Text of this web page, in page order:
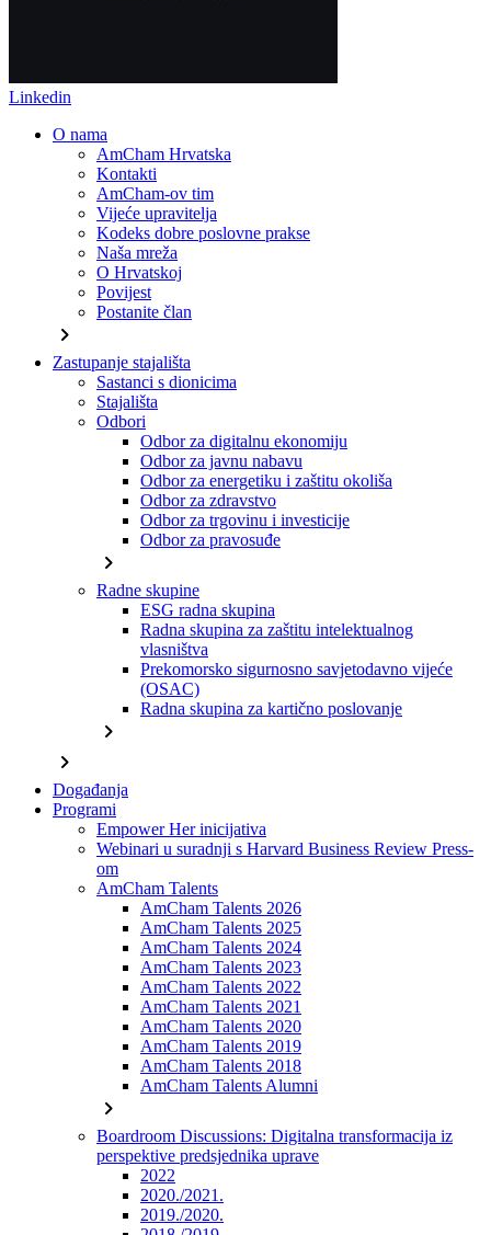
Linkedin
O nama
AmCham Hrvatska
Kontakti
AmCham-ov tim
Vijeće upravitelja
Kodeks dobre poslovne prakse
Naša mreža
O Hrvatskoj
Povijest
Postanite član
chevron_right
Zastupanje stajališta
Sastanci s dionicima
Stajališta
Odbori
Odbor za digitalnu ekonomiju
Odbor za javnu nabavu
Odbor za energetiku i zaštitu okoliša
Odbor za zdravstvo
Odbor za trgovinu i investicije
Odbor za pravosuđe
chevron_right
Radne skupine
ESG radna skupina
Radna skupina za zaštitu intelektualnog
vlasništva
Prekomorsko sigurnosno savjetodavno vijeće
(OSAC)
Radna skupina za kartično poslovanje
chevron_right
chevron_right
Događanja
Programi
Empower Her inicijativa
Webinari u suradnji s Harvard Business Review Press-
om
AmCham Talents
AmCham Talents 2026
AmCham Talents 2025
AmCham Talents 2024
AmCham Talents 2023
AmCham Talents 2022
AmCham Talents 2021
AmCham Talents 2020
AmCham Talents 2019
AmCham Talents 2018
AmCham Talents Alumni
chevron_right
Boardroom Discussions: Digitalna transformacija iz
perspektive predsjednika uprave
2022
2020./2021.
2019./2020.